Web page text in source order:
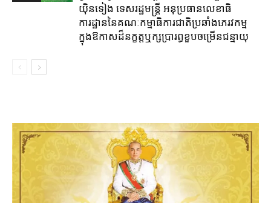
យ៉ិនទៀង ទេសរដ្ឋមន្រ្តី អនុប្រធានលេខាធិ
ការដ្ឋាននៃគណៈកម្មាធិការជាតិប្រឆាំងភេរវកម្ម
ក្នុងឱកាសដ៏នក្ខត្តឬក្សប្រារព្ធខួបចម្រើនជន្មាយុ